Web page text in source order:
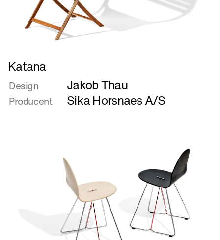
Læs
mere
om
Katana
Katana
Design Jakob Thau
Producent Sika Horsnaes A/S